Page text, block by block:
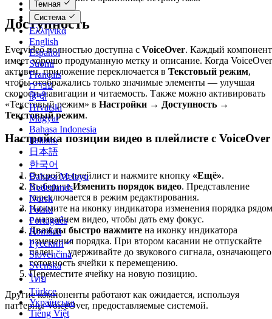
Dansk
Deutsch
Ελληνικά
English
Español
Suomi
Français
עברית
हिन्दी
Hrvatski
Magyar
Bahasa Indonesia
Italiano
日本語
한국어
Bahasa Melayu
Nederlands
Norsk
Polski
Português
Română
Русский
Slovenčina
Svenska
ไทย
Türkçe
Українська
Tiếng Việt
Темная
Система
Доступность
Evervideo полностью доступна с VoiceOver. Каждый компонент
имеет хорошо продуманную метку и описание. Когда VoiceOver
активен, приложение переключается в Текстовый режим,
чтобы отображались только значимые элементы — улучшая
скорость навигации и читаемость. Также можно активировать
«Текстовый режим» в Настройки → Доступность →
Текстовый режим.
Настройка позиции видео в плейлисте с VoiceOver
Откройте плейлист и нажмите кнопку «Ещё».
ВыберитеИзменить порядок видео. Представление
переключается в режим редактирования.
Нажмите на иконку индикатора изменения порядка рядом
с названием видео, чтобы дать ему фокус.
Дважды быстро нажмите на иконку индикатора
изменения порядка. При втором касании не отпускайте
палец — удерживайте до звукового сигнала, означающего
готовность ячейки к перемещению.
Переместите ячейку на новую позицию.
Другие компоненты работают как ожидается, используя
паттерны VoiceOver, предоставляемые системой.